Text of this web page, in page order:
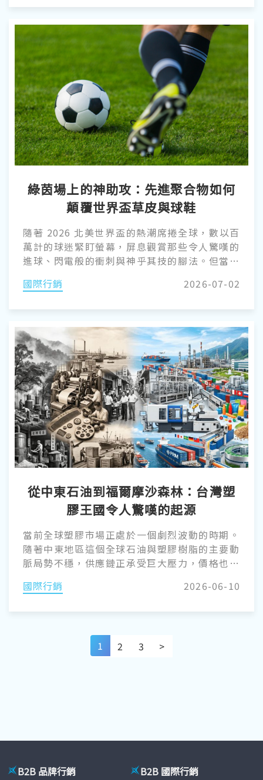
法律義務。越南重要的本地樹脂供應來源停擺的
同時，法律開始管到市場上每一件塑膠包裝的去
向。 對國際買家與機械供應商來說，兩件事指向
同一個結論：越南作為低成本加工基地的時代正
在收尾，接手的是一個由法規、供應鏈壓力與自
動化需求共同定義的市場。
綠茵場上的神助攻：先進聚合物如何
顛覆世界盃草皮與球鞋
隨著 2026 北美世界盃的熱潮席捲全球，數以百
萬計的球迷緊盯螢幕，屏息觀賞那些令人驚嘆的
進球、閃電般的衝刺與神乎其技的腳法。但當鏡
秘密：真正的魔法，其實發生在他們腳下。 現代
腳上穿著的超輕量球鞋，塑橡膠產業絕對是這項
美麗運動背後的無名英雄。 讓我們深入探討這場
「地面戰」，揭開驅動本屆賽事的先進材料面
紗。
國際行銷 2026-07-02
從中東石油到福爾摩沙森林：台灣塑
膠王國令人驚嘆的起源
當前全球塑膠市場正處於一個劇烈波動的時期。
隨著中東地區這個全球石油與塑膠樹脂的主要動
脈局勢不穩，供應鏈正承受巨大壓力，價格也隨
啟示：整個產業與石油的綑綁竟然如此緊密。 但
座煉油廠之前，台灣曾掌握全球最早大規模量產
塑膠材料，賽璐珞（Celluloid）高達 70％ 至
國際行銷 2026-06-10
1 2 3 >
B2B 品牌行銷 B2B 國際行銷